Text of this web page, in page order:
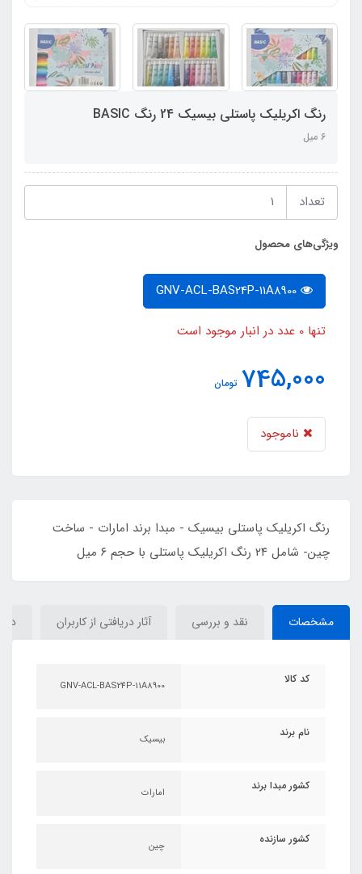
رنگ اکریلیک پاستلی بیسیک 24 رنگ BASIC
6 میل
تعداد
ویژگی‌های محصول
تنها 0 عدد در انبار موجود است
745,000 تومان
ناموجود
رنگ اکریلیک پاستلی بیسیک - مبدا برند امارات - ساخت
چین- شامل ۲۴ رنگ اکریلیک پاستلی با حجم ۶ میل
مشخصات نقد و بررسی آثار دریافتی از کاربران
کد کالا GNV-ACL-BAS24P-11A8900
نام برند بیسیک
کشور مبدا برند امارات
کشور سازنده چین